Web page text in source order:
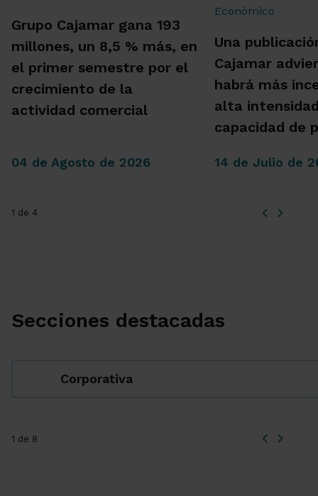
Grupo Cajamar gana 193
millones, un 8,5 % más, en
el primer semestre por el
crecimiento de la
actividad comercial
04 de Agosto de 2026
Una
Cajamar
habrá más
alta
capacidad de
14 de Julio de
1 de 4
Secciones destacadas
Corporativa
1 de 8